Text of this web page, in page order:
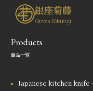
銀座菊藤
Ginza Kikufuji
Products
商品一覧
Japanese kitchen knife